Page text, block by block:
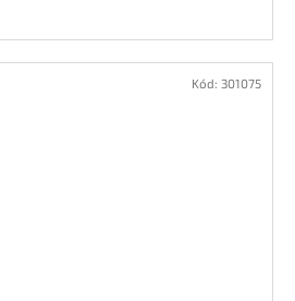
Kód: 301075